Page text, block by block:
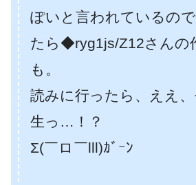
ぽいと言われているの
たら◆ryg1js/Z12さんの
も。
読みに行ったら、ええ
生っ…！？
Σ(￣ロ￣lll)ｶﾞｰﾝ